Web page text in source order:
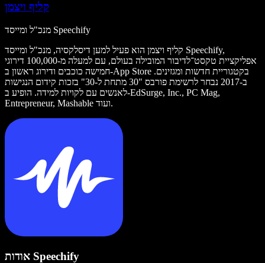
קליף ויצמן
מנכ"ל ומייסד Speechify
קליף ויצמן הוא פעיל למען דיסלקסיה, מנכ"ל ומייסד Speechify,
אפליקציית טקסט־לדיבור המובילה בעולם, עם למעלה מ-100,000 דירוגי
חמישה כוכבים ודירוג ראשון ב-App Store בקטגוריית חדשות ומגזינים.
ב-2017 נבחר לרשימת פורבס "30 מתחת ל-30" בזכות קידום הנגישות
לאנשים עם לקויות למידה. הופיע ב-EdSurge, Inc., PC Mag,
Entrepreneur, Mashable ועוד.
אודות Speechify